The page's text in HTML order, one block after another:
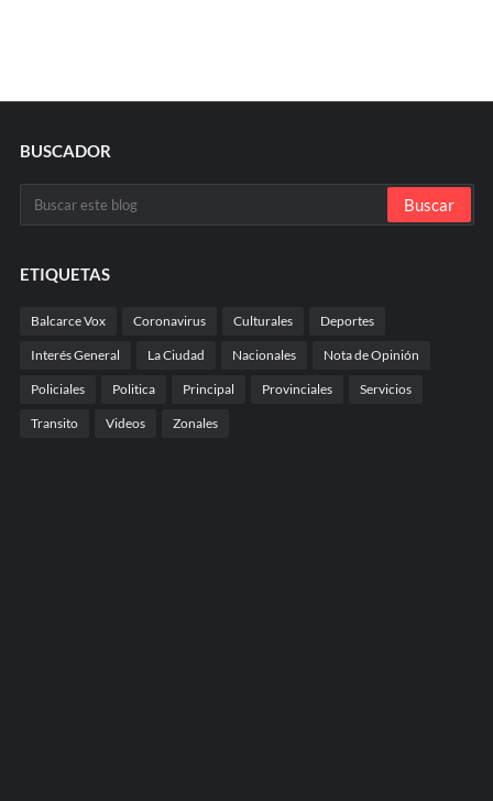
BUSCADOR
ETIQUETAS
Balcarce Vox Coronavirus Culturales Deportes
Interés General La Ciudad Nacionales Nota de Opinión
Policiales Politica Principal Provinciales Servicios
Transito Videos Zonales